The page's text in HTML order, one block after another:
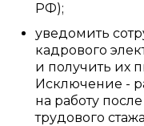
РФ);
уведомить
кадрового
и получить их
Исключение -
на работу
трудового